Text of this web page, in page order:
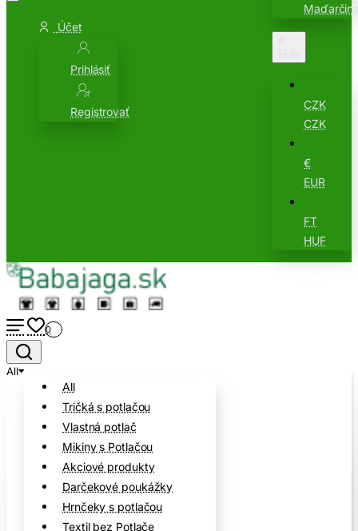
Účet
Prihlásiť
Registrovať
CZK
CZK
€
EUR
FT
HUF
0
All
All
Tričká s potlačou
Vlastná potlač
Mikiny s Potlačou
Akciové produkty
Darčekové poukážky
Hrnčeky s potlačou
Textil bez Potlače